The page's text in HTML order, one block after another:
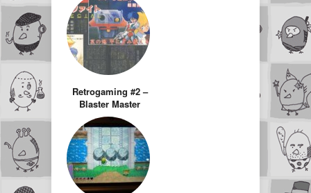
Retrogaming #2 –
Blaster Master